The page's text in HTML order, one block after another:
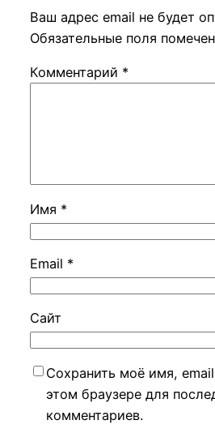
Ваш адрес email не будет
Обязательные поля
Комментарий *
Имя *
Email *
Сайт
Сохранить моё имя,
этом браузере для
комментариев.